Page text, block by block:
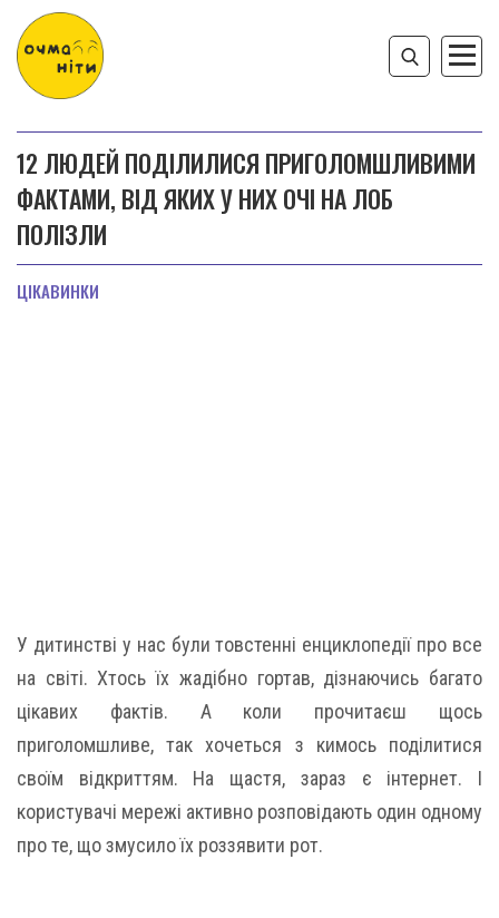
12 ЛЮДЕЙ ПОДІЛИЛИСЯ ПРИГОЛОМШЛИВИМИ
ФАКТАМИ, ВІД ЯКИХ У НИХ ОЧІ НА ЛОБ
ПОЛІЗЛИ
ЦІКАВИНКИ
У дитинстві у нас були товстенні енциклопедії про все
на світі. Хтось їх жадібно гортав, дізнаючись багато
цікавих фактів. А коли прочитаєш щось
приголомшливе, так хочеться з кимось поділитися
своїм відкриттям. На щастя, зараз є інтернет. І
користувачі мережі активно розповідають один одному
про те, що змусило їх роззявити рот.